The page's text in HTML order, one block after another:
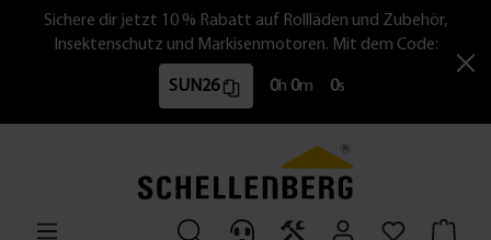
Sichere dir jetzt 10 % Rabatt auf Rollläden und Zubehör,
Insektenschutz und Markisenmotoren. Mit dem Code:
SUN26 0h 0m 0s